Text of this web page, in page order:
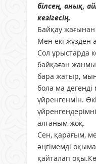
білсең, анық,
кезігесің.
Байқау жағынан
Мен екі жүзден
Сол ұрыстарда
байқаған
бара жатыр,
бола ма
үйренгенмін.
алғаным жоқ.
Сен, қарағым,
әңгімемді
қайталап